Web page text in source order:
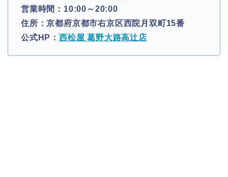
営業時間：10:00～20:00
住所：京都府京都市右京区西院月双町15番
公式HP： 西松屋 葛野大路高辻店